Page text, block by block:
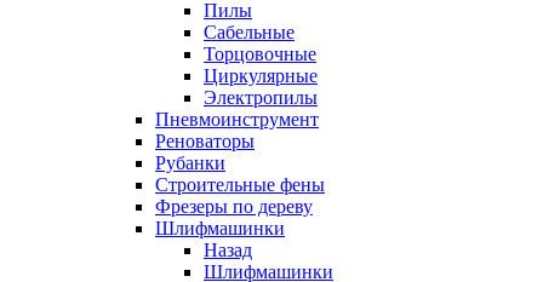
Пилы
Сабельные
Торцовочные
Циркулярные
Электропилы
Пневмоинструмент
Реноваторы
Рубанки
Строительные фены
Фрезеры по дереву
Шлифмашинки
Назад
Шлифмашинки